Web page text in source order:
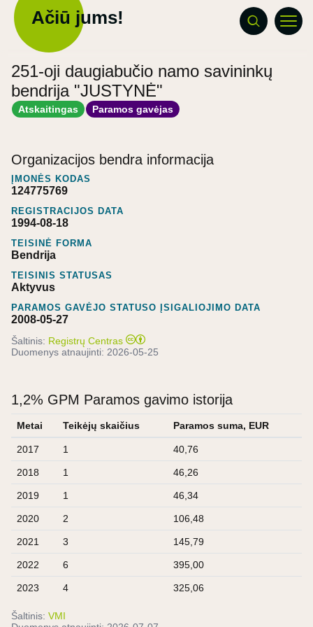
Ačiū jums!
251-oji daugiabučio namo savininkų
bendrija "JUSTYNĖ"
Atskaitingas Paramos gavėjas
Organizacijos bendra informacija
ĮMONĖS KODAS
124775769
REGISTRACIJOS DATA
1994-08-18
TEISINĖ FORMA
Bendrija
TEISINIS STATUSAS
Aktyvus
PARAMOS GAVĖJO STATUSO ĮSIGALIOJIMO DATA
2008-05-27
Šaltinis: Registrų Centras
Duomenys atnaujinti: 2026-05-25
1,2% GPM Paramos gavimo istorija
Metai Teikėjų skaičius Paramos suma, EUR
2017 1 40,76
2018 1 46,26
2019 1 46,34
2020 2 106,48
2021 3 145,79
2022 6 395,00
2023 4 325,06
Šaltinis: VMI